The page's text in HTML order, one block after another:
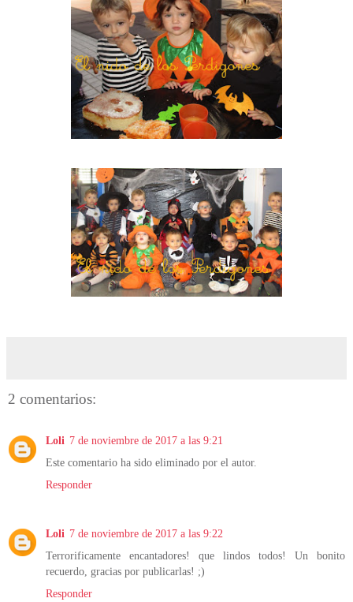
2 comentarios:
Loli 7 de noviembre de 2017 a las 9:21
Este comentario ha sido eliminado por el autor.
Responder
Loli 7 de noviembre de 2017 a las 9:22
Terrorificamente encantadores! que lindos todos! Un bonito
recuerdo, gracias por publicarlas! ;)
Responder